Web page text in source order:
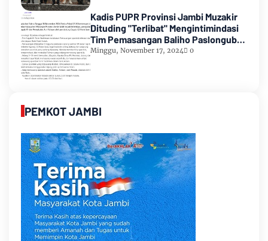
Kadis PUPR Provinsi Jambi Muzakir
Dituding "Terlibat" Mengintimindasi
Tim Pemasangan Baliho Paslongub
Romi-Sudirman
Minggu, November 17, 2024 0
PEMKOT JAMBI